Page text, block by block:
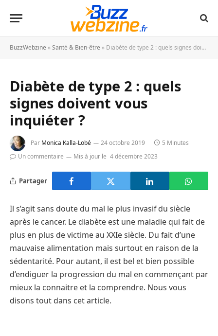
BuzzWebzine »Santé & Bien-être » Diabète de type 2 : quels signes doivent vous inquiéter ?
Diabète de type 2 : quels
signes doivent vous
inquiéter ?
Par Monica Kalla-Lobé 24 octobre 2019
5 Minutes
Un commentaire
Mis à jour le 4 décembre 2023
Partager
Il s’agit sans doute du mal le plus invasif du siècle
après le cancer. Le diabète est une maladie qui fait de
plus en plus de victime au XXIe siècle. Du fait d’une
mauvaise alimentation mais surtout en raison de la
sédentarité. Pour autant, il est bel et bien possible
d’endiguer la progression du mal en commençant par
mieux la connaitre et la comprendre. Nous vous
disons tout dans cet article.